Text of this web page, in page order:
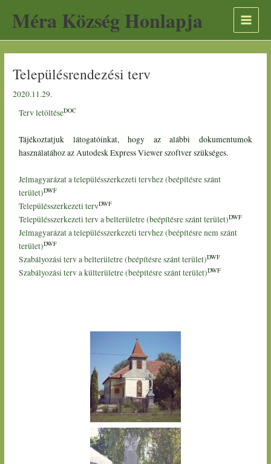
Méra Község Honlapja
Településrendezési terv
2020.11.29.
Terv letöltéseDOC
Tájékoztatjuk látogatóinkat, hogy az alábbi dokumentumok
használatához az Autodesk Express Viewer szoftver szükséges.
Jelmagyarázat a településszerkezeti tervhez (beépítésre szánt
terület)DWF
Településszerkezeti tervDWF
Településszerkezeti terv a belterületre (beépítésre szánt terület)DWF
Jelmagyarázat a településszerkezeti tervhez (beépítésre nem szánt
terület)DWF
Szabályozási terv a belterületre (beépítésre szánt terület)DWF
Szabályozási terv a külterületre (beépítésre szánt terület)DWF
c
h
í
v
to